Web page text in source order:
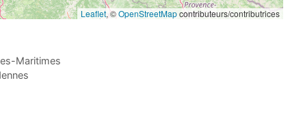
Leaflet, ©OpenStreetMapcontributeurs/contributrices
Maritimes